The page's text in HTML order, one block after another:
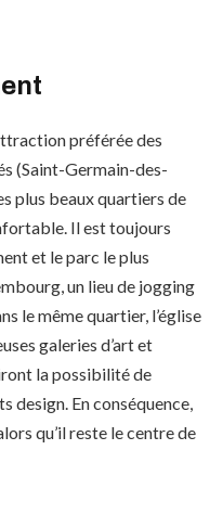
préférée des
(Saint-Germain-des-
plus beaux quartiers de
Il est toujours
et le parc le plus
un lieu de jogging
le même quartier, l’église
galeries d’art et
la possibilité de
design. En conséquence,
qu’il reste le centre de